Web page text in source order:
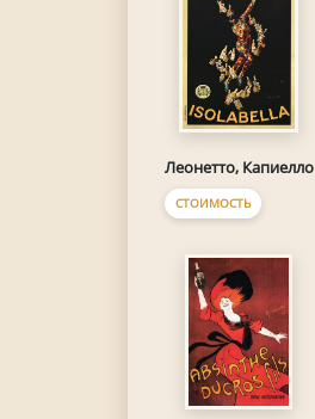
Леонетто, Капиелло
СТОИМОСТЬ